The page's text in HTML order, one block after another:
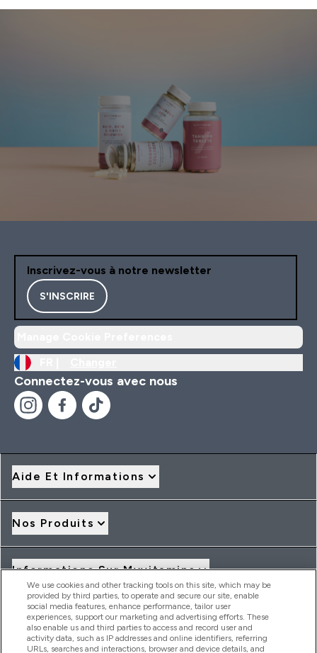
Inscrivez-vous à notre newsletter
S'INSCRIRE
Connectez-vous avec nous
Aide Et Informations
Nos Produits
Informations Sur Myvitamins
Offres Et Réductions
We use cookies and other tracking tools on this site, which may be
provided by third parties, to operate and secure our site, enable
social media features, enhance performance, tailor user
experiences, support our marketing and advertising efforts. These
also enable us and third parties to access and record user and
activity data, such as IP addresses and online identifiers, referring
URLs, searches and interactions, browser and device details, and